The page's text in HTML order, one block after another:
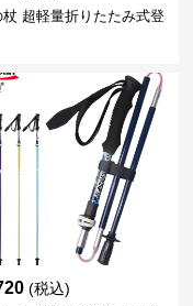
杖 超軽量折りたたみ式登
(税込)